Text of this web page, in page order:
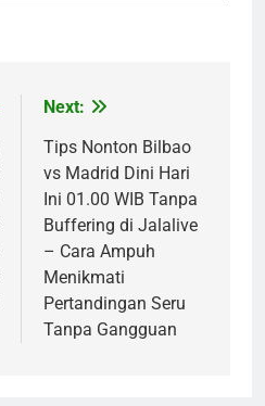
Next:
Tips Nonton Bilbao
vs Madrid Dini Hari
Ini 01.00 WIB Tanpa
Buffering di Jalalive
– Cara Ampuh
Menikmati
Pertandingan Seru
Tanpa Gangguan